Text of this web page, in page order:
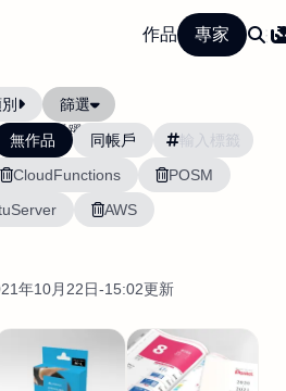
作品 專家
篩選
前排序: 活躍度
無作品
同帳戶
CloudFunctions
POSM
AWS
年10月22日-15:02更新